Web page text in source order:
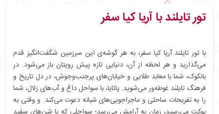
تور تایلند با آریا کیا سفر
با تور تایلند آریا کیا سفر، به هر گوشه‌ی این سرزمین شگفت‌انگیز قدم
می‌گذارید و هر لحظه‌ از آن، دنیایی تازه پیش رویتان باز می‌شود. در
بانکوک، شما با معابد طلایی و خیابان‌های پرجنب‌وجوش، در دل تاریخ و
فرهنگ تایلند غوطه‌ور می‌شوید. پاتایا، با سواحل داغ و آب‌های زلال، شما
را به تفریحات ساحلی و ماجراجویی‌های شبانه دعوت می‌کند. و وقتی به